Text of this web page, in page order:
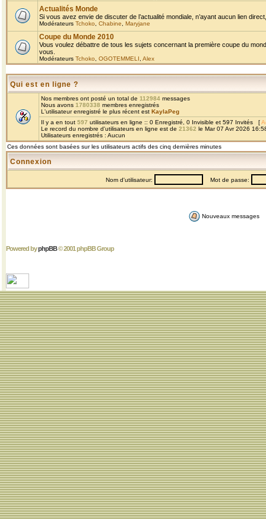
Actualités Monde
Si vous avez envie de discuter de l’actualité mondiale, n’ayant aucun lien
Modérateurs Tchoko Chabine Maryjane
Coupe du Monde 2010
Vous voulez débattre de tous les sujets concernant la première coupe du
vous.
Modérateurs Tchoko OGOTEMMELI Alex
Qui est en ligne ?
Nos membres ont posté un total de 112984 messages
Nous avons 1780338 membres enregistrés
L'utilisateur enregistré le plus récent est KaylaPeg
Il y a en tout 597 utilisateurs en ligne :: 0 Enregistré, 0 Invisible et 597 Invités [
Le record du nombre d'utilisateurs en ligne est de 21362 le Mar 07 Avr 2026
Utilisateurs enregistrés : Aucun
Ces données sont basées sur les utilisateurs actifs des cinq dernières minutes
Connexion
Nom d'utilisateur: Mot de passe:
Nouveaux messages
Powered byphpBB© 2001 phpBB Group